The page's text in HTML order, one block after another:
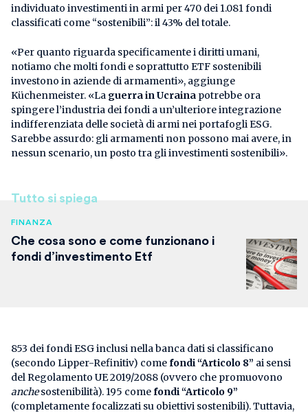
individuato investimenti in armi per 470 dei 1.081 fondi
classificati come “sostenibili”: il 43% del totale.
«Per quanto riguarda specificamente i diritti umani,
notiamo che molti fondi e soprattutto ETF sostenibili
investono in aziende di armamenti», aggiunge
Küchenmeister. «La guerra in Ucraina potrebbe ora
spingere l’industria dei fondi a un’ulteriore integrazione
indifferenziata delle società di armi nei portafogli ESG.
Sarebbe assurdo: gli armamenti non possono mai avere, in
nessun scenario, un posto tra gli investimenti sostenibili».
Tutto si spiega
FINANZA
Che cosa sono e come funzionano i
fondi d’investimento Etf
853 dei fondi ESG inclusi nella banca dati si classificano
(secondo Lipper-Refinitiv) comefondi “Articolo 8” ai sensi
del Regolamento UE 2019/2088 (ovvero che promuovono
anchesostenibilità). 195 comefondi “Articolo 9”
(completamente focalizzati su obiettivi sostenibili). Tuttavia,